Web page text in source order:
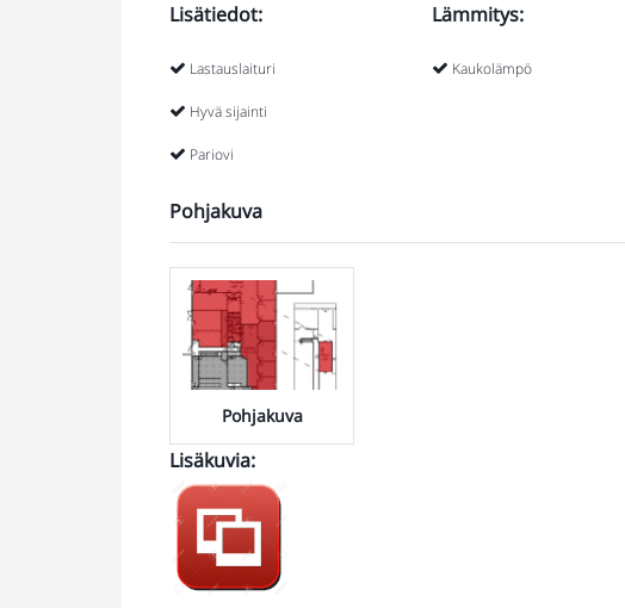
Lisätiedot:
Lastauslaituri
Hyvä sijainti
Pariovi
Lämmitys:
Kaukolämpö
Pohjakuva
Pohjakuva
Lisäkuvia:
KUVIA
KIINTEISTÖSTÄ